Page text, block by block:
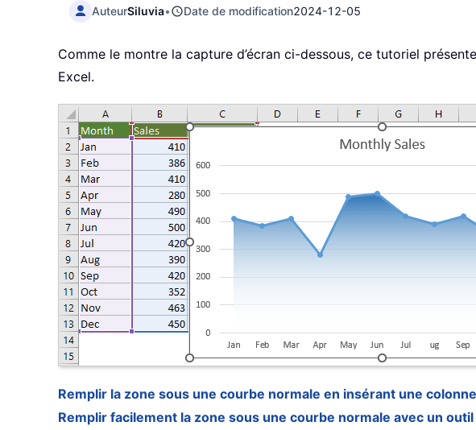
AuteurSiluvia• Date de modification2024-12-05
Comme le montre la capture d’écran ci-dessous, ce tutoriel
Excel.
Remplir la zone sous une courbe normale en insérant une
Remplir facilement la zone sous une courbe normale avec un